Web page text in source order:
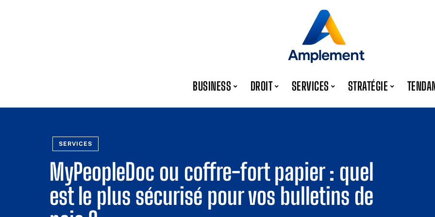
BUSINESS DROIT SERVICES STRATÉGIE
SERVICES
MyPeopleDoc ou coffre-fort papier : quel
est le plus sécurisé pour vos bulletins de